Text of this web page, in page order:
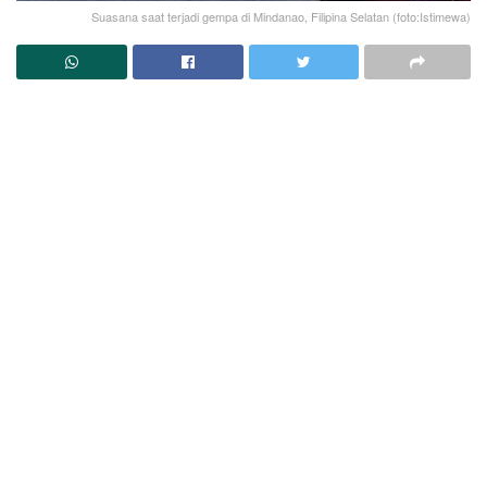
Suasana saat terjadi gempa di Mindanao, Filipina Selatan (foto:Istimewa)